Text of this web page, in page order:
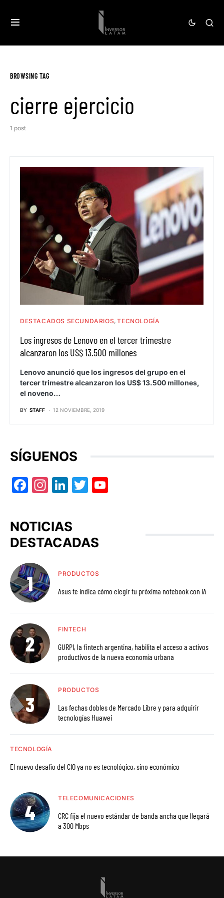
BROWSING TAG
cierre ejercicio
1 post
DESTACADOS SECUNDARIOS TECNOLOGÍA
Los ingresos de Lenovo en el tercer trimestre
alcanzaron los US$ 13.500 millones
Lenovo anunció que los ingresos del grupo en el
tercer trimestre alcanzaron los US$ 13.500 millones,
el noveno…
BY STAFF 12 NOVIEMBRE, 2019
SÍGUENOS
Facebook
Instagram
LinkedIn
Twitter
NOTICIAS
DESTACADAS
PRODUCTOS
Asus te indica cómo elegir tu próxima notebook con IA
FINTECH
GURPI, la fintech argentina, habilita el acceso a activos
productivos de la nueva economía urbana
PRODUCTOS
Las fechas dobles de Mercado Libre y para adquirir
tecnologías Huawei
TECNOLOGÍA
El nuevo desafío del CIO ya no es tecnológico, sino económico
TELECOMUNICACIONES
CRC fija el nuevo estándar de banda ancha que llegará
a 300 Mbps